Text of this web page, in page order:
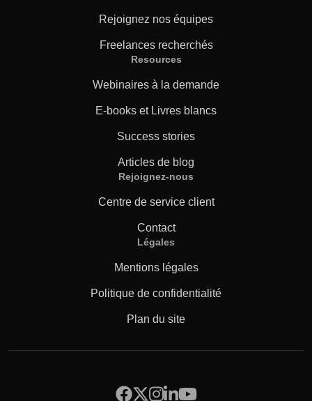
Rejoignez nos équipes
Freelances recherchés
Resources
Webinaires à la demande
E-books et Livres blancs
Success stories
Articles de blog
Rejoignez-nous
Centre de service client
Contact
Légales
Mentions légales
Politique de confidentialité
Plan du site